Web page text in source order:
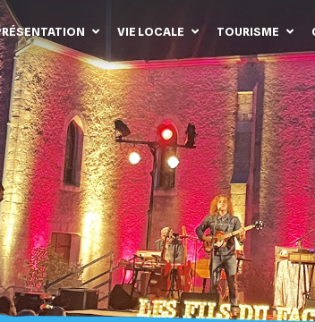
VIE LOCALE TOURISME